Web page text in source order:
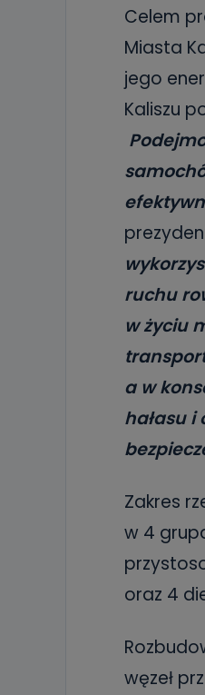
Celem
Miasta
jego
Kaliszu
ruchu
w życiu
a w
hałasu
Zakres
w 4
oraz 4
węzeł